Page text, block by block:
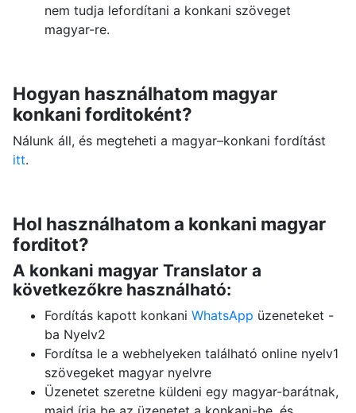
nem tudja lefordítani a konkani szöveget
magyar-re.
Hogyan használhatom magyar
konkani forditoként?
Nálunk áll, és megteheti a magyar–konkani fordítást
itt.
Hol használhatom a konkani magyar
forditot?
A konkani magyar Translator a
következőkre használható:
Fordítás kapott konkani WhatsApp üzeneteket -
ba Nyelv2
Fordítsa le a webhelyeken található online nyelv1
szövegeket magyar nyelvre
Üzenetet szeretne küldeni egy magyar-barátnak,